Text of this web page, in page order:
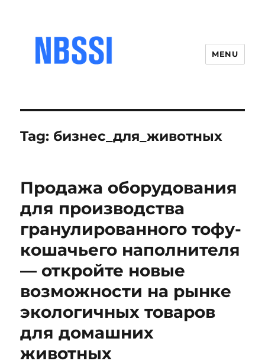
MENU
Tag: бизнес_для_животных
Продажа оборудования
для производства
гранулированного тофу-
кошачьего наполнителя
— откройте новые
возможности на рынке
экологичных товаров
для домашних
животных